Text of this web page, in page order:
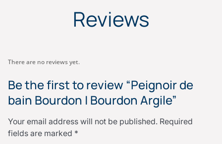
Reviews
There are no reviews yet.
Be the first to review “Peignoir de
bain Bourdon | Bourdon Argile”
Your email address will not be published. Required
fields are marked *